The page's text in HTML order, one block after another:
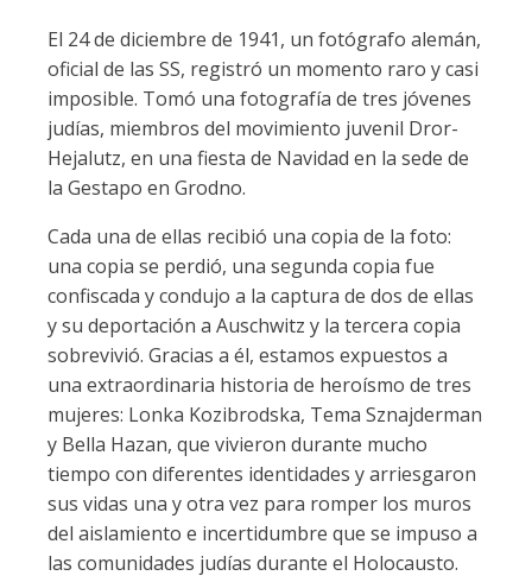
El 24 de diciembre de 1941, un fotógrafo alemán,
oficial de las SS, registró un momento raro y casi
imposible. Tomó una fotografía de tres jóvenes
judías, miembros del movimiento juvenil Dror-
Hejalutz, en una fiesta de Navidad en la sede de
la Gestapo en Grodno.
Cada una de ellas recibió una copia de la foto:
una copia se perdió, una segunda copia fue
confiscada y condujo a la captura de dos de ellas
y su deportación a Auschwitz y la tercera copia
sobrevivió. Gracias a él, estamos expuestos a
una extraordinaria historia de heroísmo de tres
mujeres: Lonka Kozibrodska, Tema Sznajderman
y Bella Hazan, que vivieron durante mucho
tiempo con diferentes identidades y arriesgaron
sus vidas una y otra vez para romper los muros
del aislamiento e incertidumbre que se impuso a
las comunidades judías durante el Holocausto.